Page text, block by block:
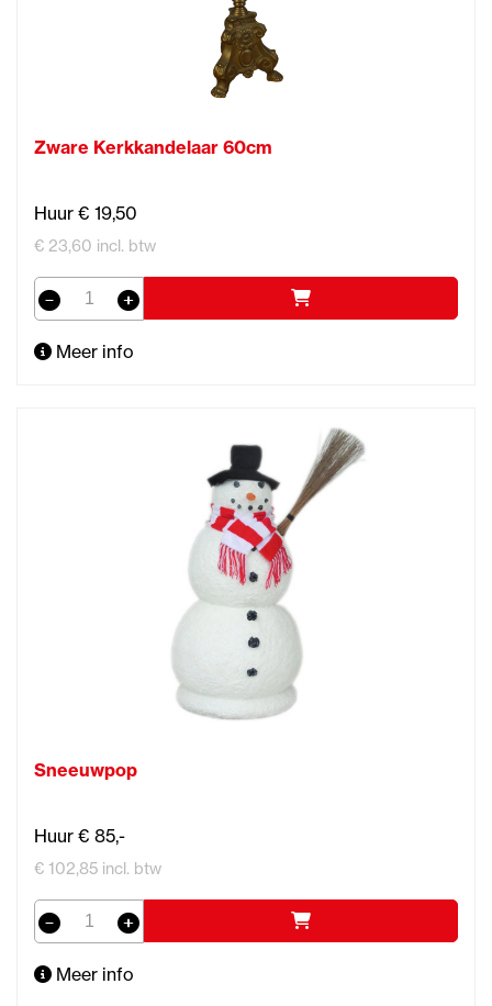
Zware Kerkkandelaar 60cm
Huur € 19,50
€ 23,60 incl. btw
Meer info
Sneeuwpop
Huur € 85,-
€ 102,85 incl. btw
Meer info